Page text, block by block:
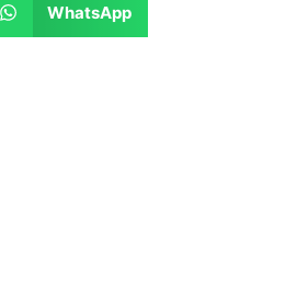
WhatsApp